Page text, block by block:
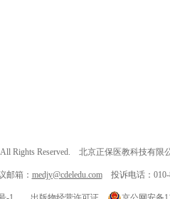
All Rights Reserved. 北京正保医教科技有限
箱： medjy@cdeledu.com投诉电话：010-